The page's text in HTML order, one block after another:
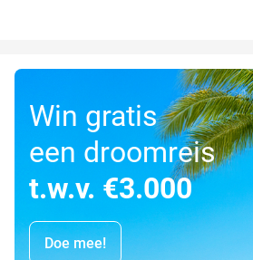
Win gratis
een droomreis
t.w.v. €3.000
Doe mee!